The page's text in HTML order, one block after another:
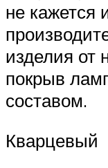
не кажется
изделия от
покрыв
составом.
Кварцевый